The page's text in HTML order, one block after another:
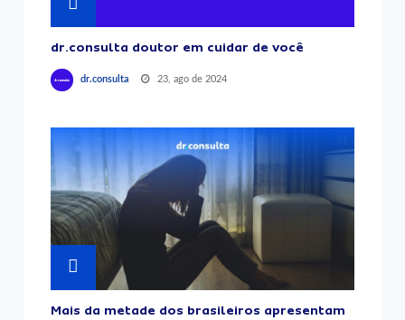
dr.consulta doutor em cuidar de você
dr.consulta 23, ago de 2024
Mais da metade dos brasileiros apresentam